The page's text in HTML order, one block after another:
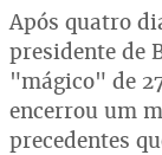
Após quatro
presidente de
"mágico" de
encerrou um
precedentes